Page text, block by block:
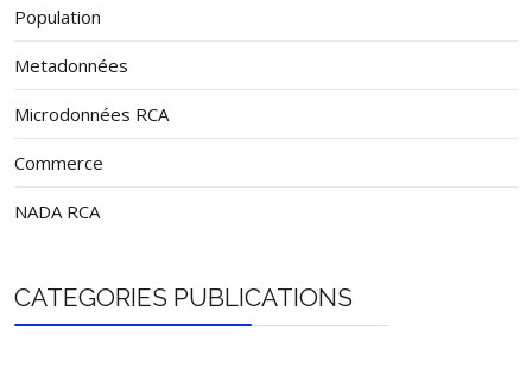
Population
Metadonnées
Microdonnées RCA
Commerce
NADA RCA
CATEGORIES PUBLICATIONS